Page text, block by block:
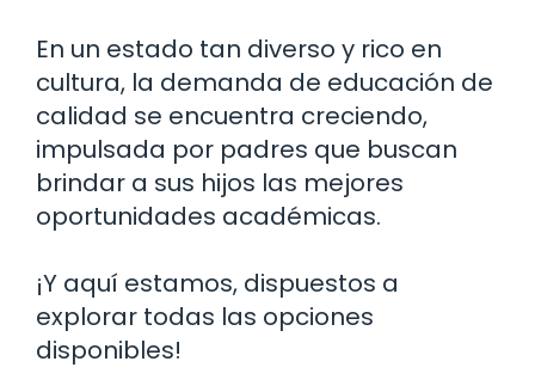
En un estado tan diverso y rico en
cultura, la demanda de educación de
calidad se encuentra creciendo,
impulsada por padres que buscan
brindar a sus hijos las mejores
oportunidades académicas.
¡Y aquí estamos, dispuestos a
explorar todas las opciones
disponibles!